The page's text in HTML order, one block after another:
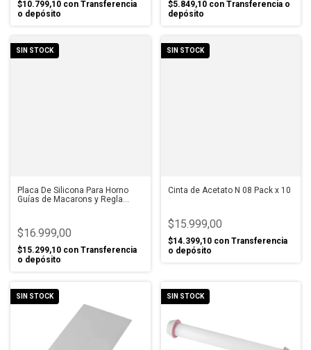
$10.799,10 con Transferencia
o depósito
$5.849,10 con Transferencia o
depósito
SIN STOCK
Placa De Silicona Para Horno
Guías de Macarons y Regla
$16.999,00
$15.299,10 con Transferencia
o depósito
SIN STOCK
Cinta de Acetato N 08 Pack x 10
$15.999,00
$14.399,10 con Transferencia
o depósito
SIN STOCK SIN STOCK